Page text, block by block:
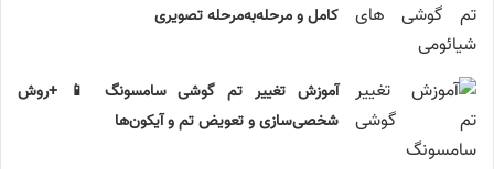
کامل و مرحله‌به‌مرحله تصویری
آموزش تغییر تم گوشی سامسونگ 📱 +روش
شخصی‌سازی و تعویض تم و آیکون‌ها